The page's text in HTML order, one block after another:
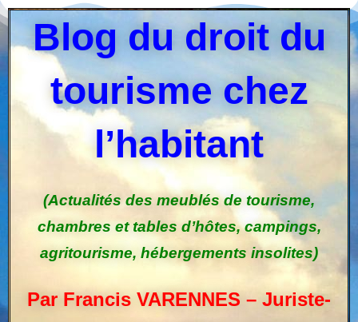
Blog du droit du
tourisme chez
l’habitant
(Actualités des meublés de tourisme,
chambres et tables d’hôtes, campings,
agritourisme, hébergements insolites)
Par Francis VARENNES – Juriste-